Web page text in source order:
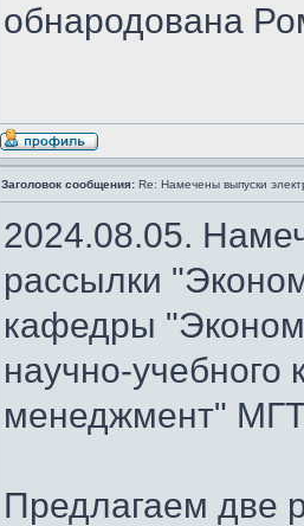
обнародована
Заголовок сообщения: Re: Намечены выпуски
2024.08.05.
рассылки
кафедры
научно-
менеджмент"
Предлагаем две